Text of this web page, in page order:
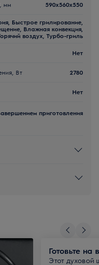
мм 590x560x550
Быстрое грилирование,
Влажная конвекция,
воздух, Турбо-гриль
Нет
Вт 2780
Нет
приготовления
Готовьте на
Этот духовой